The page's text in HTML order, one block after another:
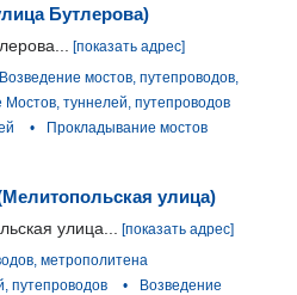
Бутлерова)
[показать адрес]
Возведение мостов, путепроводов,
Мостов, туннелей, путепроводов
•
Прокладывание мостов
улица)
улица...
[показать адрес]
метрополитена
путепроводов •
Возведение